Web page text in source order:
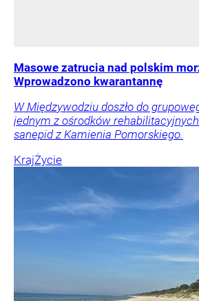
Masowe zatrucia nad polskim
Wprowadzono kwarantannę
W Międzywodziu doszło do
jednym z ośrodków
sanepid z Kamienia Pomorskiego.
KrajŻycie